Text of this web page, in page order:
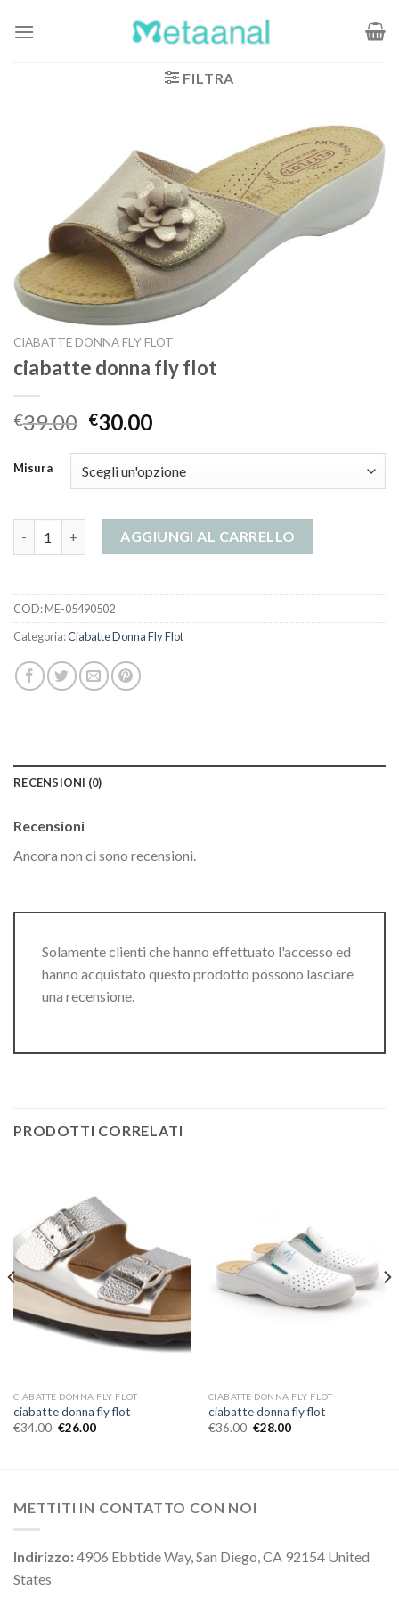
FILTRA
CIABATTE DONNA FLY FLOT
ciabatte donna fly flot
€39.00 €30.00
Misura
ciabatte donna fly flot quantitàAGGIUNGI AL CARRELLO
COD:ME-05490502
Categoria:Ciabatte Donna Fly Flot
RECENSIONI (0)
Recensioni
Ancora non ci sono recensioni.
Solamente clienti che hanno effettuato l'accesso ed
hanno acquistato questo prodotto possono lasciare
una recensione.
PRODOTTI CORRELATI
CIABATTE DONNA FLY FLOT
ciabatte donna fly flot
€34.00 €26.00
CIABATTE DONNA FLY FLOT
ciabatte donna fly flot
€36.00 €28.00
METTITI IN CONTATTO CON NOI
Indirizzo:4906 Ebbtide Way, San Diego, CA 92154 United
States